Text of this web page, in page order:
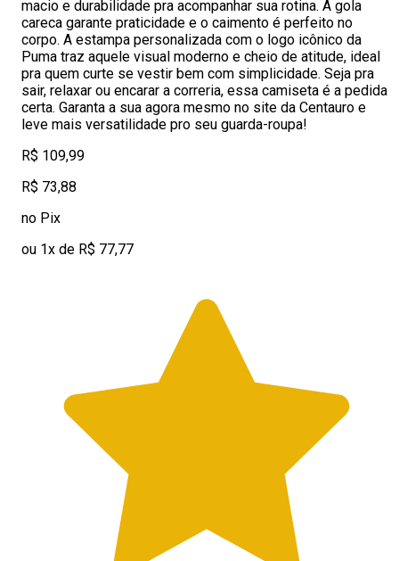
macio e durabilidade pra acompanhar sua rotina. A gola
careca garante praticidade e o caimento é perfeito no
corpo. A estampa personalizada com o logo icônico da
Puma traz aquele visual moderno e cheio de atitude, ideal
pra quem curte se vestir bem com simplicidade. Seja pra
sair, relaxar ou encarar a correria, essa camiseta é a pedida
certa. Garanta a sua agora mesmo no site da Centauro e
leve mais versatilidade pro seu guarda-roupa!
R$ 109,99
R$ 73,88
no Pix
ou 1x de R$ 77,77